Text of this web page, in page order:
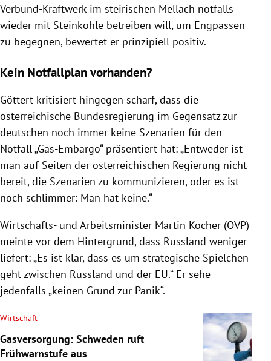
Verbund-Kraftwerk im steirischen Mellach notfalls
wieder mit Steinkohle betreiben will, um Engpässen
zu begegnen, bewertet er prinzipiell positiv.
Kein Notfallplan vorhanden?
Göttert kritisiert hingegen scharf, dass die
österreichische Bundesregierung im Gegensatz zur
deutschen noch immer keine Szenarien für den
Notfall „Gas-Embargo“ präsentiert hat: „Entweder ist
man auf Seiten der österreichischen Regierung nicht
bereit, die Szenarien zu kommunizieren, oder es ist
noch schlimmer: Man hat keine.“
Wirtschafts- und Arbeitsminister Martin Kocher (ÖVP)
meinte vor dem Hintergrund, dass Russland weniger
liefert: „Es ist klar, dass es um strategische Spielchen
geht zwischen Russland und der EU.“ Er sehe
jedenfalls „keinen Grund zur Panik“.
Wirtschaft
Gasversorgung: Schweden ruft
Frühwarnstufe aus